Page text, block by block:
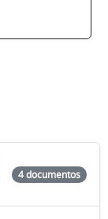
4 documentos